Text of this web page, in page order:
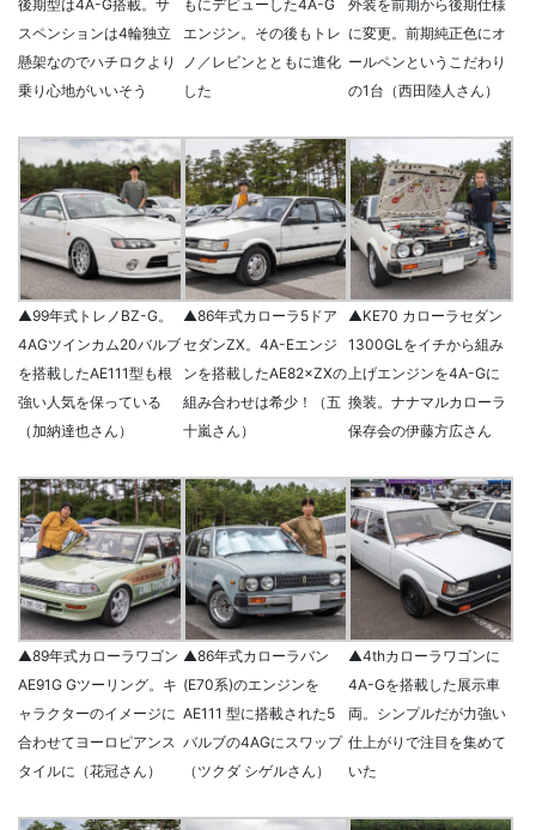
後期型は4A-G搭載。サ
スペンションは4輪独立
懸架なのでハチロクより
乗り心地がいいそう
もにデビューした4A-G
エンジン。その後もトレ
ノ／レビンとともに進化
した
外装を前期から後期仕様
に変更。前期純正色にオ
ールペンというこだわり
の1台（西田陸人さん）
▲99年式トレノBZ-G。
4AGツインカム20バルブ
を搭載したAE111型も根
強い人気を保っている
（加納達也さん）
▲86年式カローラ5ドア
セダンZX。4A-Eエンジ
ンを搭載したAE82×ZXの
組み合わせは希少！（五
十嵐さん）
▲KE70 カローラセダン
1300GLをイチから組み
上げエンジンを4A-Gに
換装。ナナマルカローラ
保存会の伊藤方広さん
▲89年式カローラワゴン
AE91G Gツーリング。キ
ャラクターのイメージに
合わせてヨーロピアンス
タイルに（花冠さん）
▲86年式カローラバン
(E70系)のエンジンを
AE111 型に搭載された5
バルブの4AGにスワップ
（ツクダ シゲルさん）
▲4thカローラワゴンに
4A-Gを搭載した展示車
両。シンプルだが力強い
仕上がりで注目を集めて
いた